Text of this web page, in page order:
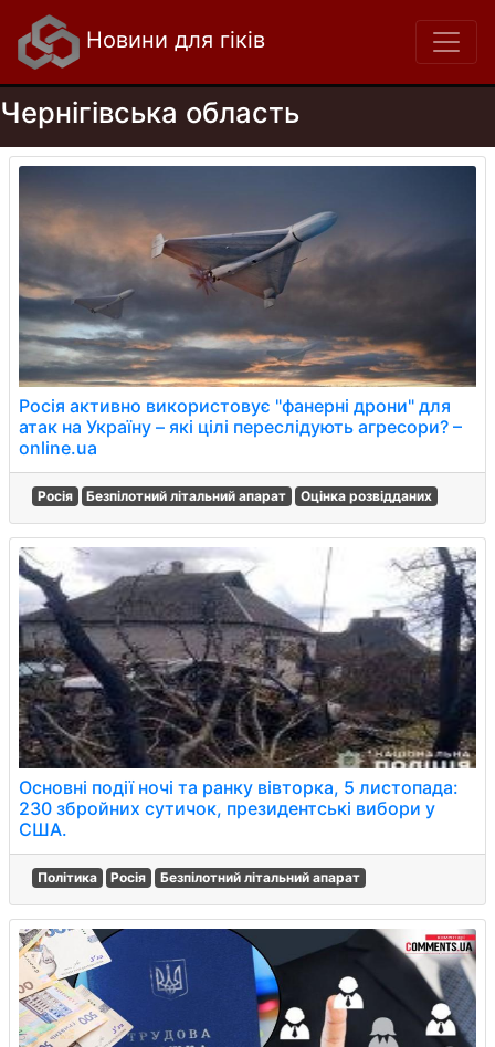
Новини для гіків
Чернігівська область
Росія активно використовує "фанерні дрони" для
атак на Україну – які цілі переслідують агресори? –
online.ua
Росія Безпілотний літальний апарат Оцінка розвідданих
Основні події ночі та ранку вівторка, 5 листопада:
230 збройних сутичок, президентські вибори у
США.
Політика Росія Безпілотний літальний апарат